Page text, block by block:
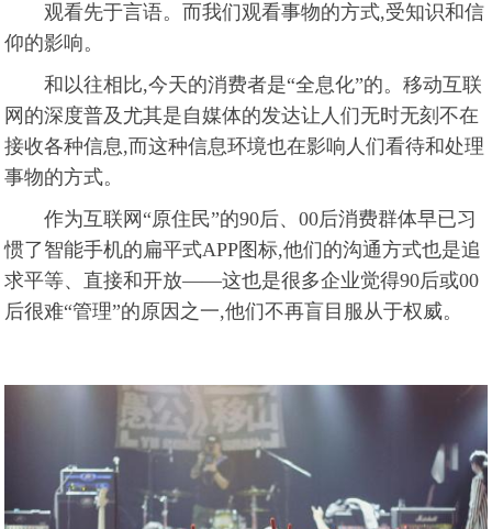
观看先于言语。而我们观看事物的方式,受知识和信
仰的影响。
和以往相比,今天的消费者是“全息化”的。移动互联
网的深度普及尤其是自媒体的发达让人们无时无刻不在
接收各种信息,而这种信息环境也在影响人们看待和处理
事物的方式。
作为互联网“原住民”的90后、00后消费群体早已习
惯了智能手机的扁平式APP图标,他们的沟通方式也是追
求平等、直接和开放——这也是很多企业觉得90后或00
后很难“管理”的原因之一,他们不再盲目服从于权威。